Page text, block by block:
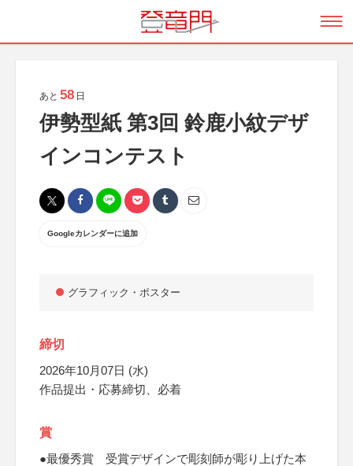
あと 58 日
伊勢型紙 第3回 鈴鹿小紋デザ
インコンテスト
Googleカレンダーに追加
グラフィック・ポスター
締切
2026年10月07日 (水)
作品提出・応募締切、必着
賞
●最優秀賞 受賞デザインで彫刻師が彫り上げた本